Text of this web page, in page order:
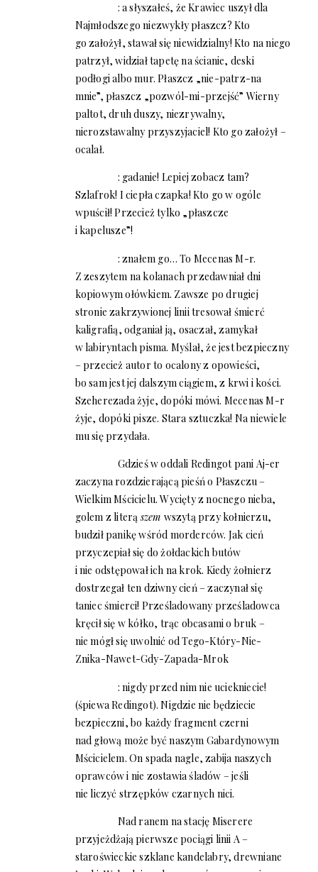
: a słyszałeś, że Krawiec uszył dla
Najmłodszego niezwykły płaszcz? Kto
go założył, stawał się niewidzialny! Kto na niego
patrzył, widział tapetę na ścianie, deski
podłogi albo mur. Płaszcz „nie-patrz-na
mnie”, płaszcz „pozwól-mi-przejść” Wierny
paltot, druh duszy, niezrywalny,
nierozstawalny przyszyjaciel! Kto go założył –
ocalał.
: gadanie! Lepiej zobacz tam?
Szlafrok! I ciepła czapka! Kto go w ogóle
wpuścił! Przecież tylko „płaszcze
i kapelusze”!
: znałem go… To Mecenas M-r.
Z zeszytem na kolanach przedawniał dni
kopiowym ołówkiem. Zawsze po drugiej
stronie zakrzywionej linii tresował śmierć
kaligrafią, odganiał ją, osaczał, zamykał
w labiryntach pisma. Myślał, że jest bezpieczny
– przecież autor to ocalony z opowieści,
bo sam jest jej dalszym ciągiem, z krwi i kości.
Szeherezada żyje, dopóki mówi. Mecenas M-r
żyje, dopóki pisze. Stara sztuczka! Na niewiele
mu się przydała.
Gdzieś w oddali Redingot pani Aj-er
zaczyna rozdzierającą pieśń o Płaszczu –
Wielkim Mścicielu. Wycięty z nocnego nieba,
golem z literąszem wszytą przy kołnierzu,
budził panikę wśród morderców. Jak cień
przyczepiał się do żołdackich butów
i nie odstępował ich na krok. Kiedy żołnierz
dostrzegał ten dziwny cień – zaczynał się
taniec śmierci! Prześladowany prześladowca
kręcił się w kółko, trąc obcasami o bruk –
nie mógł się uwolnić od Tego-Który-Nie-
Znika-Nawet-Gdy-Zapada-Mrok
: nigdy przed nim nie uciekniecie!
(śpiewa Redingot). Nigdzie nie będziecie
bezpieczni, bo każdy fragment czerni
nad głową może być naszym Gabardynowym
Mścicielem. On spada nagle, zabija naszych
oprawców i nie zostawia śladów – jeśli
nie liczyć strzępków czarnych nici.
Nad ranem na stację Miserere
przyjeżdżają pierwsze pociągi linii A –
staroświeckie szklane kandelabry, drewniane